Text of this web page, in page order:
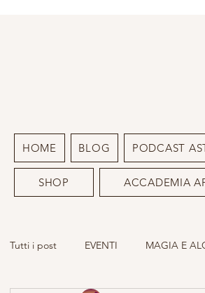
HOME BLOG PODCAST
SHOP ACCADEMIA
Tutti i post EVENTI MAGIA E